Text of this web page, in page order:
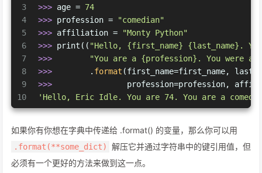
3
4
5
6
7
8
9
10
>>> age = 74
>>> profession =
"comedian"
>>> affiliation =
"Monty Python"
>>> print(( "Hello, {first_name} {last_name}.
>>>
"You are a {profession}. You were
>>>
       .
format (first_name=first_name,
>>>
profession=profession,
'Hello, Eric Idle. You are 74. You are a
如果你有你想在字典中传递给 .format() 的变量，那么你可以用
.format(**some_dict)
解压它并通过字符串中的键引用值，但
必须有一个更好的方法来做到这一点。